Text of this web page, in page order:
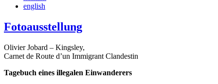
english
Fotoausstellung
Olivier Jobard – Kingsley,
Carnet de Route d’un Immigrant Clandestin
Tagebuch eines illegalen Einwanderers